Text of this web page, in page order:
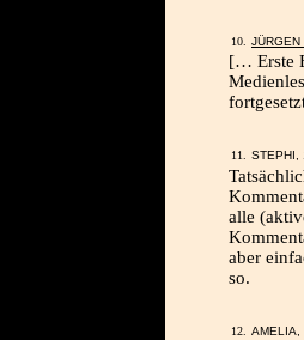
JÜRGEN
[… Erste
alle
aber
so.